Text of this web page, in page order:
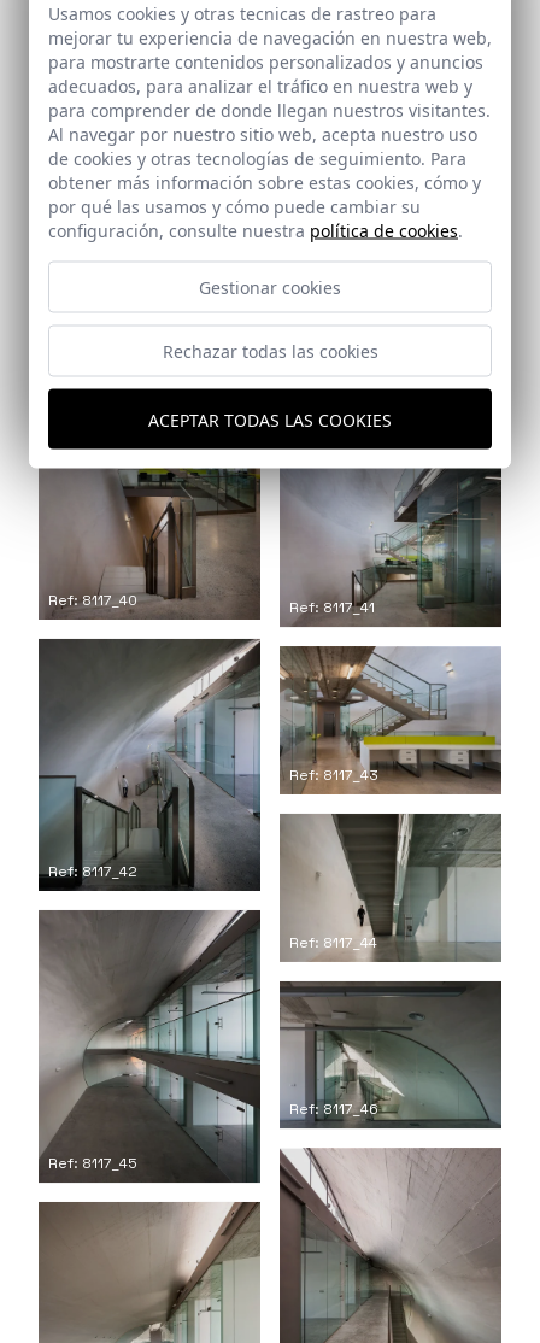
Ref: 8117_37
Ref: 8117_38
Ref: 8117_40 Ref: 8117_41
Ref: 8117_42
Ref: 8117_43
Ref: 8117_44
Ref: 8117_45
Ref: 8117_46
Usamos cookies y otras tecnicas de rastreo para
mejorar tu experiencia de navegación en nuestra web,
para mostrarte contenidos personalizados y anuncios
adecuados, para analizar el tráfico en nuestra web y
para comprender de donde llegan nuestros visitantes.
Al navegar por nuestro sitio web, acepta nuestro uso
de cookies y otras tecnologías de seguimiento. Para
obtener más información sobre estas cookies, cómo y
por qué las usamos y cómo puede cambiar su
configuración, consulte nuestra política de cookies.
Gestionar cookies
Rechazar todas las cookies
ACEPTAR TODAS LAS COOKIES